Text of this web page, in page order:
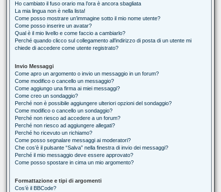
Ho cambiato il fuso orario ma l’ora è ancora sbagliata
La mia lingua non è nella lista!
Come posso mostrare un’immagine sotto il mio nome utente?
Come posso inserire un avatar?
Qual è il mio livello e come faccio a cambiarlo?
Perché quando clicco sul collegamento all’indirizzo di posta di un utente mi
chiede di accedere come utente registrato?
Invio Messaggi
Come apro un argomento o invio un messaggio in un forum?
Come modifico o cancello un messaggio?
Come aggiungo una firma ai miei messaggi?
Come creo un sondaggio?
Perché non è possibile aggiungere ulteriori opzioni del sondaggio?
Come modifico o cancello un sondaggio?
Perché non riesco ad accedere a un forum?
Perché non riesco ad aggiungere allegati?
Perché ho ricevuto un richiamo?
Come posso segnalare messaggi ai moderatori?
Che cos’è il pulsante “Salva” nella finestra di invio dei messaggi?
Perché il mio messaggio deve essere approvato?
Come posso spostare in cima un mio argomento?
Formattazione e tipi di argomenti
Cos’è il BBCode?